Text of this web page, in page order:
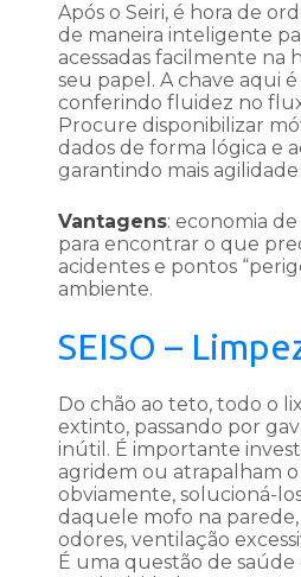
Após o Seiri, é hora de
de maneira inteligente
acessadas facilmente na
seu papel. A chave aqui
conferindo fluidez no
Procure disponibilizar
dados de forma lógica e
garantindo mais
Vantagens: economia
para encontrar o que
acidentes e pontos
ambiente.
SEISO –
Do chão ao teto, todo o
extinto, passando por
inútil. É importante
agridem ou atrapalham
obviamente, solucioná-
daquele mofo na
odores, ventilação
É uma questão de